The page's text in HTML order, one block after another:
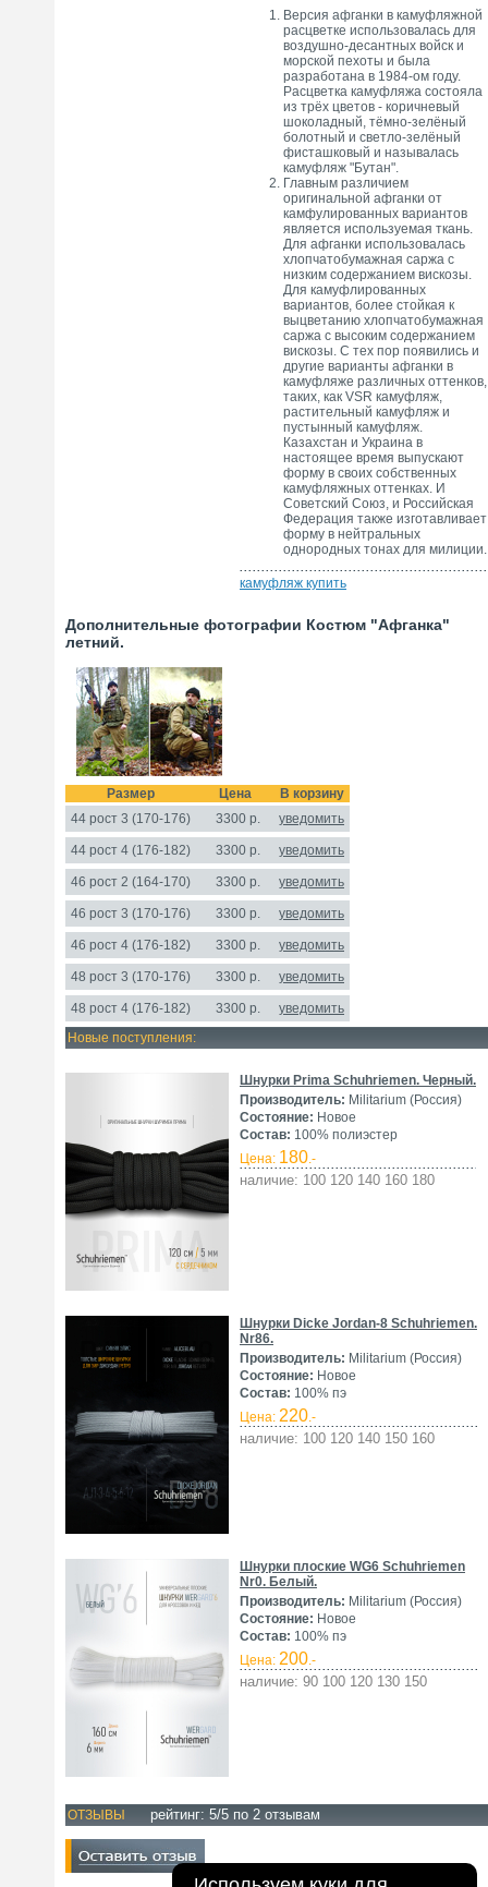
Версия афганки в камуфляжной
расцветке использовалась для
воздушно-десантных войск и
морской пехоты и была
разработана в 1984-ом году.
Расцветка камуфляжа состояла
из трёх цветов - коричневый
шоколадный, тёмно-зелёный
болотный и светло-зелёный
фисташковый и называлась
камуфляж "Бутан".
Главным различием
оригинальной афганки от
камфулированных вариантов
является используемая ткань.
Для афганки использовалась
хлопчатобумажная саржа с
низким содержанием вискозы.
Для камуфлированных
вариантов, более стойкая к
выцветанию хлопчатобумажная
саржа с высоким содержанием
вискозы. С тех пор появились и
другие варианты афганки в
камуфляже различных оттенков,
таких, как VSR камуфляж,
растительный камуфляж и
пустынный камуфляж.
Казахстан и Украина в
настоящее время выпускают
форму в своих собственных
камуфляжных оттенках. И
Советский Союз, и Российская
Федерация также изготавливает
форму в нейтральных
однородных тонах для милиции.
камуфляж купить
Дополнительные фотографии Костюм "Афганка"
летний.
Размер Цена
В корзину
44 рост 3 (170-176)
3300р. уведомить
44 рост 4 (176-182) 3300 р. уведомить
46 рост 2 (164-170) 3300 р. уведомить
46 рост 3 (170-176) 3300 р. уведомить
46 рост 4 (176-182) 3300 р. уведомить
48 рост 3 (170-176) 3300 р. уведомить
48 рост 4 (176-182) 3300 р.
уведомить
Новые поступления:
Шнурки Prima Schuhriemen. Черный.
Производитель: Militarium (Россия)
Состояние: Новое
Состав: 100% полиэстер
Цена: 180.-
наличие: 100 120 140 160 180
Шнурки Dicke Jordan-8 Schuhriemen.
Nr86.
Производитель: Militarium (Россия)
Состояние: Новое
Состав: 100% пэ
Цена: 220.-
наличие: 100 120 140 150 160
Шнурки плоские WG6 Schuhriemen
Nr0. Белый.
Производитель: Militarium (Россия)
Состояние: Новое
Состав: 100% пэ
Цена: 200.-
наличие: 90 100 120 130 150
ОТЗЫВЫ рейтинг: 5/5 по 2 отзывам